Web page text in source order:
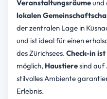
Veranstaltungsräumeund
lokalen
der zentralen Lage in
und ist ideal für einen
des Zürichsees. Check-in
möglich, Haustieresind auf
stilvolles Ambiente
Erlebnis.